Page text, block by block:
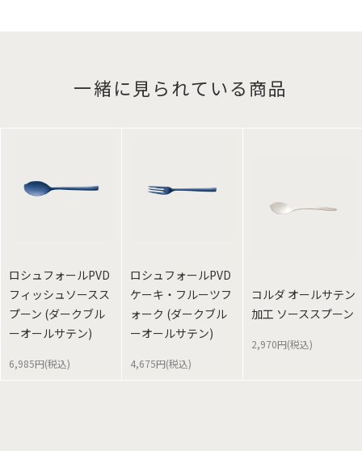
一緒に見られている商品
ロシュフォールPVD
フィッシュソースス
プーン (ダークブル
ーオールサテン)
6,985円(税込)
ロシュフォールPVD
ケーキ・フルーツフ
ォーク (ダークブル
ーオールサテン)
4,675円(税込)
コルダ オールサテン
加工 ソーススプーン
2,970円(税込)